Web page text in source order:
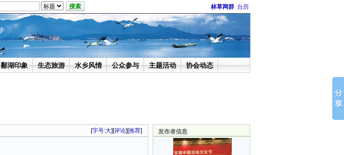
林草网群 台历
鄱湖印象 生态旅游 水乡风情 公众参与 主题活动 协会动态
[字号:大][评论][推荐] 发布者信息